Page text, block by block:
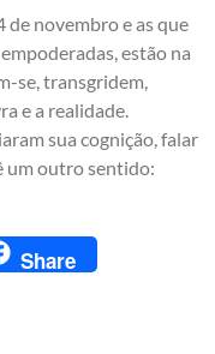
de novembro e as que
estão na
se, transgridem,
e a realidade.
sua cognição, falar
um outro sentido:
Share